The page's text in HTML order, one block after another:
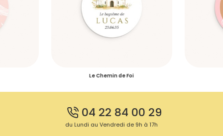
S'inscrire
Le Chemin de Foi
04 22 84 00 29
du Lundi au Vendredi de 9h à 17h